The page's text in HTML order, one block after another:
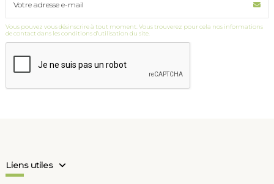
Vous pouvez vous désinscrire à tout moment. Vous trouverez pour cela nos informations
de contact dans les conditions d'utilisation du site.
Liens utiles